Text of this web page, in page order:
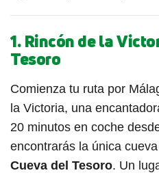
1.Rincón de la
Tesoro
Comienza tu ruta por
la Victoria, una
20 minutos en coche
encontrarás la única
Cueva del Tesoro. Un